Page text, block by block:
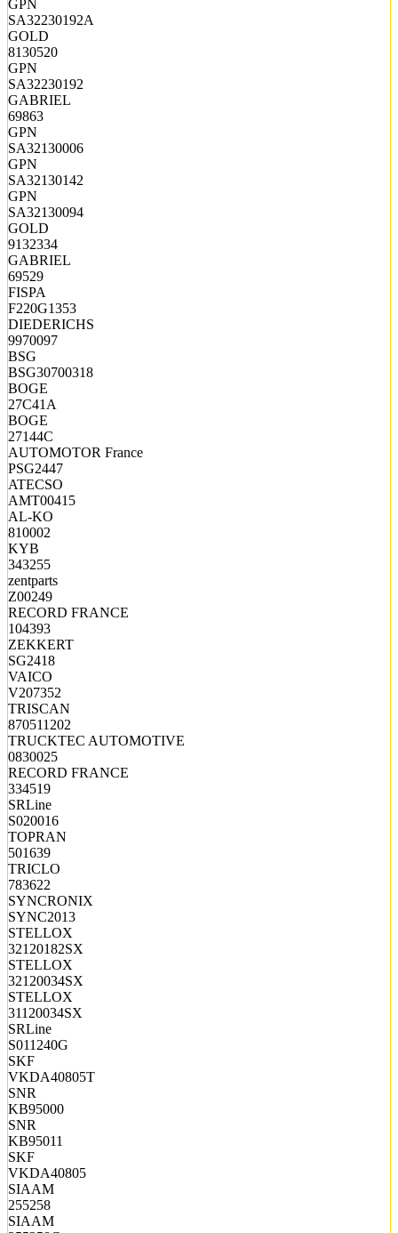
GPN
SA32230192A
GOLD
8130520
GPN
SA32230192
GABRIEL
69863
GPN
SA32130006
GPN
SA32130142
GPN
SA32130094
GOLD
9132334
GABRIEL
69529
FISPA
F220G1353
DIEDERICHS
9970097
BSG
BSG30700318
BOGE
27C41A
BOGE
27144C
AUTOMOTOR France
PSG2447
ATECSO
AMT00415
AL-KO
810002
KYB
343255
zentparts
Z00249
RECORD FRANCE
104393
ZEKKERT
SG2418
VAICO
V207352
TRISCAN
870511202
TRUCKTEC AUTOMOTIVE
0830025
RECORD FRANCE
334519
SRLine
S020016
TOPRAN
501639
TRICLO
783622
SYNCRONIX
SYNC2013
STELLOX
32120182SX
STELLOX
32120034SX
STELLOX
31120034SX
SRLine
S011240G
SKF
VKDA40805T
SNR
KB95000
SNR
KB95011
SKF
VKDA40805
SIAAM
255258
SIAAM